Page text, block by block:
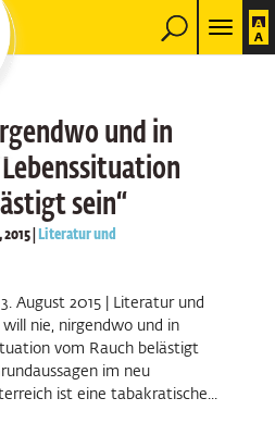
und in
sein“
2015|
Literatur und
August 2015 | Literatur und
nie, nirgendwo und in
vom Rauch belästigt
im neu
ist eine tabakratische...